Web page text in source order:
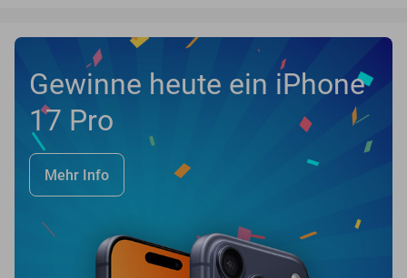
Gewinne heute ein iPhone
17 Pro
Mehr Info